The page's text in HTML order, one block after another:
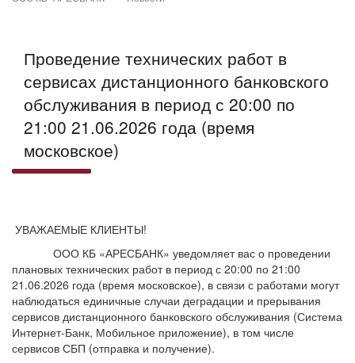
Проведение технических работ в
сервисах дистанционного банковского
обслуживания в период с 20:00 по
21:00 21.06.2026 года (время
московское)
УВАЖАЕМЫЕ КЛИЕНТЫ!
ООО КБ «АРЕСБАНК» уведомляет вас о проведении
плановых технических работ в период с 20:00 по 21:00
21.06.2026 года (время московское), в связи с работами могут
наблюдаться единичные случаи деградации и прерывания
сервисов дистанционного банковского обслуживания (Система
Интернет-Банк, Мобильное приложение), в том числе
сервисов СБП (отправка и получение).